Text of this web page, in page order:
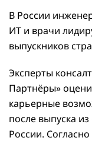
В России
ИТ и врачи
выпускников
Эксперты
Партнёры»
карьерные
после выпуска
России.